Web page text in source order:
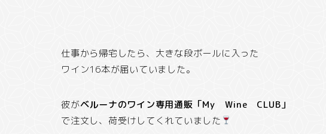
仕事から帰宅したら、大きな段ボールに入った
ワイン16本が届いていました。
彼がベルーナのワイン専用通販「My Wine CLUB」
で注文し、荷受けしてくれていました